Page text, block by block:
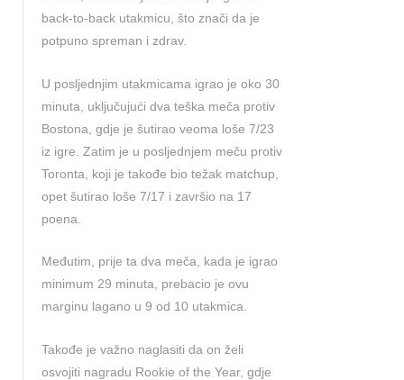
back-to-back utakmicu, što znači da je
potpuno spreman i zdrav.
U posljednjim utakmicama igrao je oko 30
minuta, uključujući dva teška meča protiv
Bostona, gdje je šutirao veoma loše 7/23
iz igre. Zatim je u posljednjem meču protiv
Toronta, koji je takođe bio težak matchup,
opet šutirao loše 7/17 i završio na 17
poena.
Međutim, prije ta dva meča, kada je igrao
minimum 29 minuta, prebacio je ovu
marginu lagano u 9 od 10 utakmica.
Takođe je važno naglasiti da on želi
osvojiti nagradu Rookie of the Year, gdje